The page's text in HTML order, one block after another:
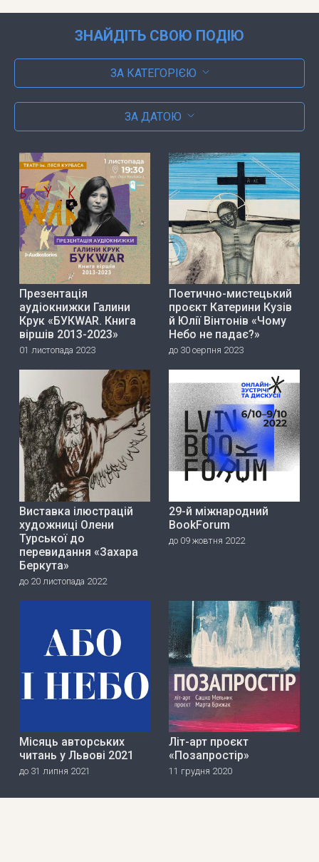
ЗНАЙДІТЬ СВОЮ ПОДІЮ
ЗА КАТЕГОРІЄЮ
ЗА ДАТОЮ
Презентація
аудіокнижки Галини
Крук «БУКWAR. Книга
віршів 2013-2023»
01 листопада 2023
Поетично-мистецький
проєкт Катерини Кузів
й Юлії Вінтонів «Чому
Небо не падає?»
до 30 серпня 2023
Виставка ілюстрацій
художниці Олени
Турської до
перевидання «Захара
Беркута»
до 20 листопада 2022
29-й міжнародний
BookForum
до 09 жовтня 2022
Місяць авторських
читань у Львові 2021
до 31 липня 2021
Літ-арт проєкт
«Позапростір»
11 грудня 2020